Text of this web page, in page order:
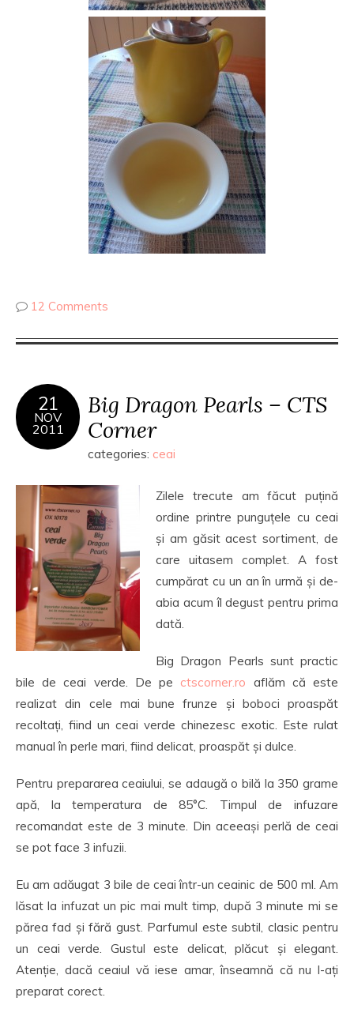
12 Comments
21
NOV
2011
Big Dragon Pearls – CTS
Corner
categories: ceai
Zilele trecute am făcut puțină
ordine printre punguțele cu ceai
și am găsit acest sortiment, de
care uitasem complet. A fost
cumpărat cu un an în urmă și de-
abia acum îl degust pentru prima
dată.
Big Dragon Pearls sunt practic
bile de ceai verde. De pe ctscorner.ro aflăm că este
realizat din cele mai bune frunze și boboci proaspăt
recoltați, fiind un ceai verde chinezesc exotic. Este rulat
manual în perle mari, fiind delicat, proaspăt și dulce.
Pentru prepararea ceaiului, se adaugă o bilă la 350 grame
apă, la temperatura de 85°C. Timpul de infuzare
recomandat este de 3 minute. Din aceeași perlă de ceai
se pot face 3 infuzii.
Eu am adăugat 3 bile de ceai într-un ceainic de 500 ml. Am
lăsat la infuzat un pic mai mult timp, după 3 minute mi se
părea fad și fără gust. Parfumul este subtil, clasic pentru
un ceai verde. Gustul este delicat, plăcut și elegant.
Atenție, dacă ceaiul vă iese amar, înseamnă că nu l-ați
preparat corect.